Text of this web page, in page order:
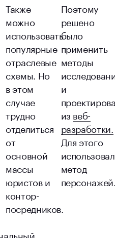
Также
можно
использовать
популярные
отраслевые
схемы. Но
в этом
случае
трудно
отделиться
от
основной
массы
юристов и
контор-
посредников.
Поэтому
решено
было
применить
методы
и
из веб-
разработки.
Для этого
метод